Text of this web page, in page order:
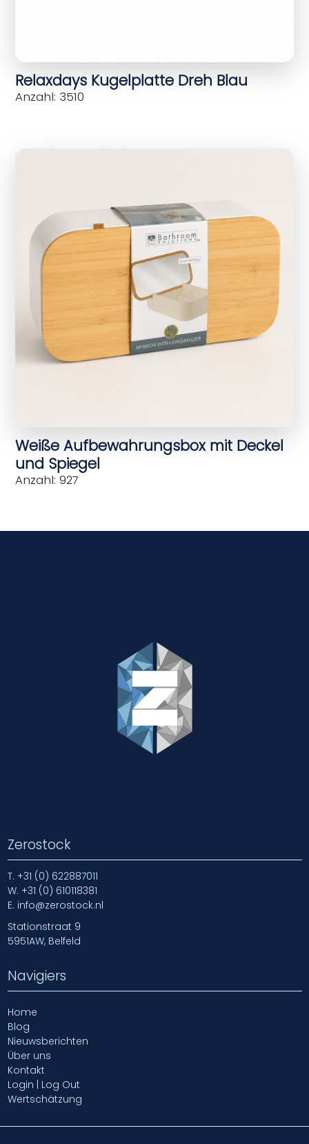
Relaxdays Kugelplatte Dreh Blau
Anzahl: 3510
Weiße Aufbewahrungsbox mit Deckel
und Spiegel
Anzahl: 927
Zerostock
T. +31 (0) 622887011
W. +31 (0) 610118381
E. info@zerostock.nl
Stationstraat 9
5951AW, Belfeld
Navigiers
Home
Blog
Nieuwsberichten
Über uns
Kontakt
Login | Log Out
Wertschätzung